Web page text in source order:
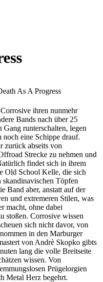
As A Progress
ihren nunmehr
Bands nach über 25
Gang runterschalten, legen
eine Schippe drauf.
zurück abseits von
Strecke zu nehmen und
findet sich in ihrem
Old School Kelle, die sich
skandinavischen Töpfen
Band aber, anstatt auf der
und extremeren Stilen, was
macht, ohne dabei
stoßen. Corrosive wissen
sich nicht davor, von
in den Marburger
von Andrè Skopko gibts
lang die volle Breitseite
wissen. Von
Prügelorgien
Metal Herz begehrt.